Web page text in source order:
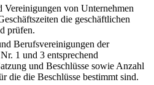
Vereinigungen von Unternehmen
die geschäftlichen
prüfen.
Berufsvereinigungen der
1 und 3 entsprechend
und Beschlüsse sowie Anzahl
die die Beschlüsse bestimmt sind.